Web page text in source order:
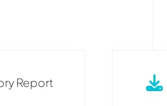
Report